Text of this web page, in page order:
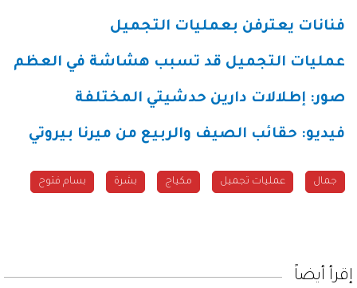
فنانات يعترفن بعمليات التجميل
عمليات التجميل قد تسبب هشاشة في العظم
صور: إطلالات دارين حدشيتي المختلفة
فيديو: حقائب الصيف والربيع من ميرنا بيروتي
جمال عمليات تجميل مكياج بشرة بسام فتوح
إقرأ أيضاً